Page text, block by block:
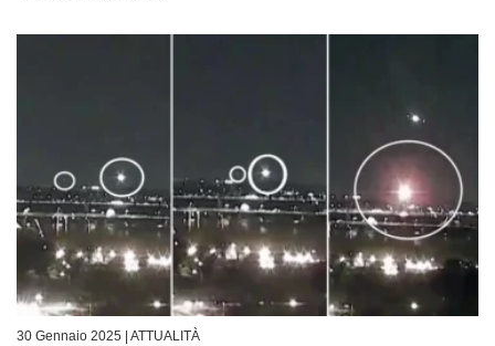
30 Gennaio 2025 | ATTUALITÀ